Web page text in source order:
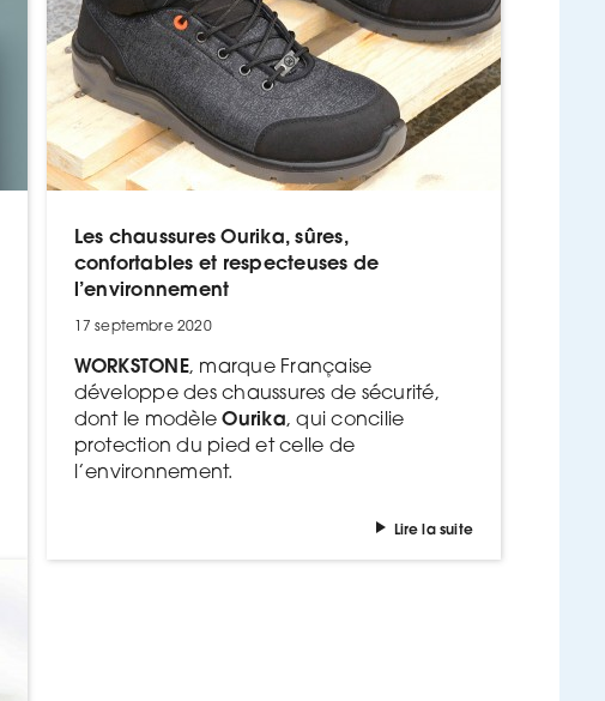
Les chaussures Ourika, sûres,
confortables et respecteuses de
l’environnement
17 septembre 2020
WORKSTONE, marque Française
développe des chaussures de sécurité,
dont le modèleOurika, qui concilie
protection du pied et celle de
l’environnement.
Lire la suite